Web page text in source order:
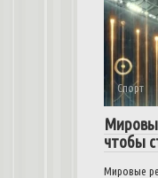
Спорт
чтобы
Мировые